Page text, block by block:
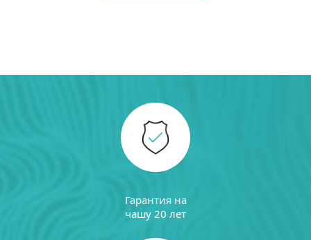
Гарантия на
чашу 20 лет